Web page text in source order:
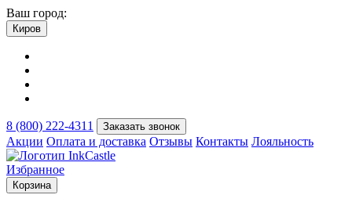
Ваш город:
Киров
8 (800) 222-4311 Заказать звонок
Акции Оплата и доставка Отзывы Контакты Лояльность
Избранное
Корзина